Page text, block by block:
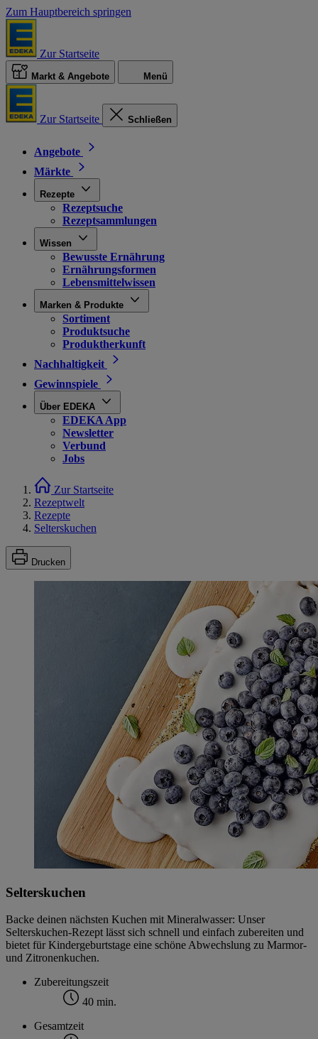
Zum Hauptbereich springen
Zur Startseite
Markt & Angebote Menü
Zur Startseite Schließen
Angebote
Märkte
Rezepte
Rezeptsuche
Rezeptsammlungen
Wissen
Bewusste Ernährung
Ernährungsformen
Lebensmittelwissen
Marken & Produkte
Sortiment
Produktsuche
Produktherkunft
Nachhaltigkeit
Gewinnspiele
Über EDEKA
EDEKA App
Newsletter
Verbund
Jobs
Zur Startseite
Rezeptwelt
Rezepte
Selterskuchen
Drucken
Selterskuchen
Backe deinen nächsten Kuchen mit Mineralwasser: Unser
Selterskuchen-Rezept lässt sich schnell und einfach zubereiten und
bietet für Kindergeburtstage eine schöne Abwechslung zu Marmor-
und Zitronenkuchen.
Zubereitungszeit
40 min.
Gesamtzeit